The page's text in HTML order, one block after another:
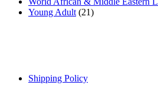
Young Adult (21)
Shipping Policy